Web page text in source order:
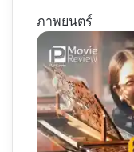
ภาพยนตร์